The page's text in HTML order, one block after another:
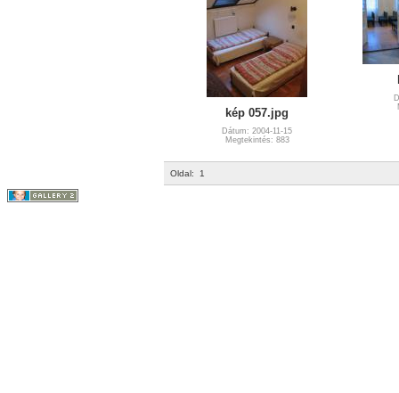
kép 057.jpg
Dátum: 2004-11-15
Megtekintés: 883
Oldal: 1